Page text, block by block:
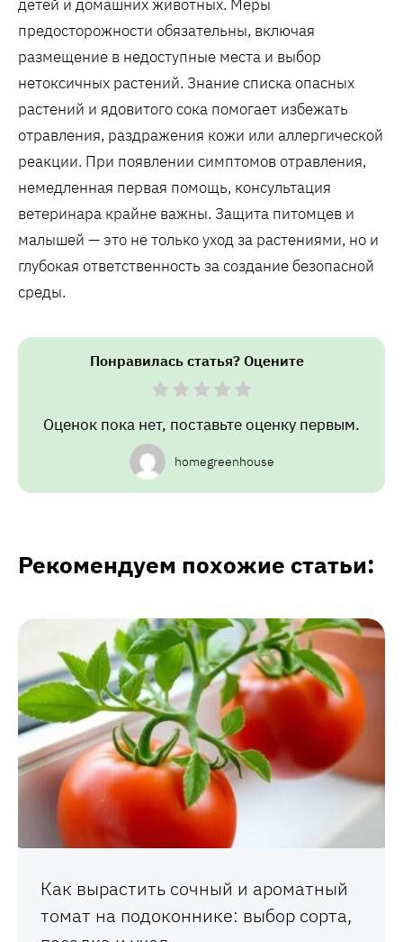
детей и домашних животных. Меры
предосторожности обязательны, включая
размещение в недоступные места и выбор
нетоксичных растений. Знание списка опасных
растений и ядовитого сока помогает избежать
отравления, раздражения кожи или аллергической
реакции. При появлении симптомов отравления,
немедленная первая помощь, консультация
ветеринара крайне важны. Защита питомцев и
малышей — это не только уход за растениями, но и
глубокая ответственность за создание безопасной
среды.
Понравилась статья? Оцените
Оценок пока нет, поставьте оценку первым.
homegreenhouse
Рекомендуем похожие статьи:
Как вырастить сочный и ароматный
томат на подоконнике: выбор сорта,